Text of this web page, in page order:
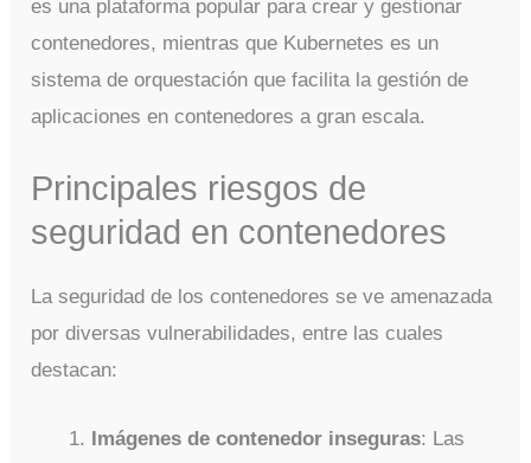
es una plataforma popular para crear y gestionar
contenedores, mientras que Kubernetes es un
sistema de orquestación que facilita la gestión de
aplicaciones en contenedores a gran escala.
Principales riesgos de
seguridad en contenedores
La seguridad de los contenedores se ve amenazada
por diversas vulnerabilidades, entre las cuales
destacan:
Imágenes de contenedor inseguras: Las